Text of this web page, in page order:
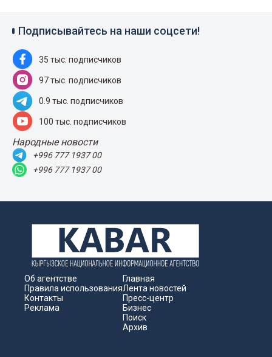
Подписывайтесь на наши соцсети!
35 тыс. подписчиков
97 тыс. подписчиков
0.9 тыс. подписчиков
100 тыс. подписчиков
Народные новости
+996 777 1937 00
+996 777 1937 00
Об агентстве
Правила использования
Контакты
Реклама
Главная
Лента новостей
Пресс-центр
Бизнес
Поиск
Архив